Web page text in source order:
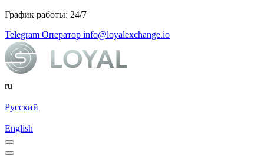
График работы: 24/7
Telegram Оператор info@loyalexchange.io
ru
Русский
English